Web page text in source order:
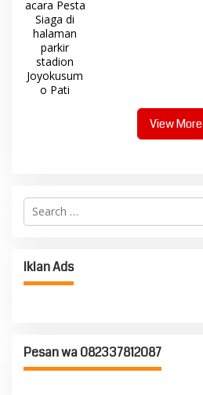
View More
S
c
h
f
Iklan Ads
Pesan wa 082337812087